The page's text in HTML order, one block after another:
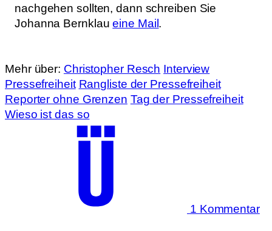
nachgehen sollten, dann schreiben Sie
Johanna Bernklaueine Mail .
Mehr über: Christopher Resch Interview
Pressefreiheit Rangliste der Pressefreiheit
Reporter ohne Grenzen Tag der Pressefreiheit
Wieso ist das so
1 Kommentar